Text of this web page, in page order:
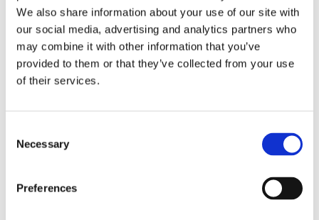
We also share information about your use of our site with
our social media, advertising and analytics partners who
may combine it with other information that you’ve
provided to them or that they’ve collected from your use
of their services.
Selection
Necessary
Preferences
PASSAGERARSJÖFART
Metanolen dubbelt prisad